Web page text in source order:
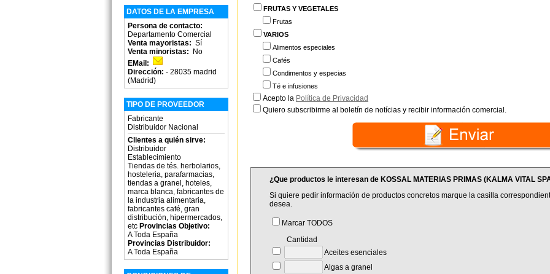
DATOS DE LA EMPRESA
Persona de contacto:
Departamento Comercial
Venta mayoristas: Sí
Venta minoristas: No
EMail:
Dirección: - 28035 madrid
(Madrid)
TIPO DE PROVEEDOR
Fabricante
Distribuidor Nacional
Clientes a quién sirve:
Distribuidor
Establecimiento
Tiendas de tés. herbolarios,
hosteleria, parafarmacias,
tiendas a granel, hoteles,
marca blanca, fabricantes de
la industria alimentaria,
fabricantes café, gran
distribución, hipermercados,
etc Provincias Objetivo:
A Toda España
Provincias Distribuidor:
A Toda España
FRUTAS Y VEGETALES
Frutas
VARIOS
Alimentos especiales
Cafés
Condimentos y especias
Té e infusiones
Acepto la Política de Privacidad
Quiero subscribirme al boletín de notícias y recibir información comercial.
¿Que productos le interesan de KOSSAL MATERIAS PRIMAS (KALMA VITAL
Si quiere pedir información de productos concretos marque la casilla
desea.
Marcar TODOS
Cantidad
Aceites esenciales
Algas a granel